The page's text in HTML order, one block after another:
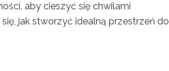
aby cieszyć się chwilami
jak stworzyć idealną przestrzeń do